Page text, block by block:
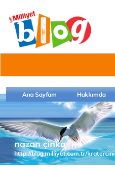
Ana Sayfam Hakkımda
nazan çinko
http://blog.milliyet.com.tr/kratercini